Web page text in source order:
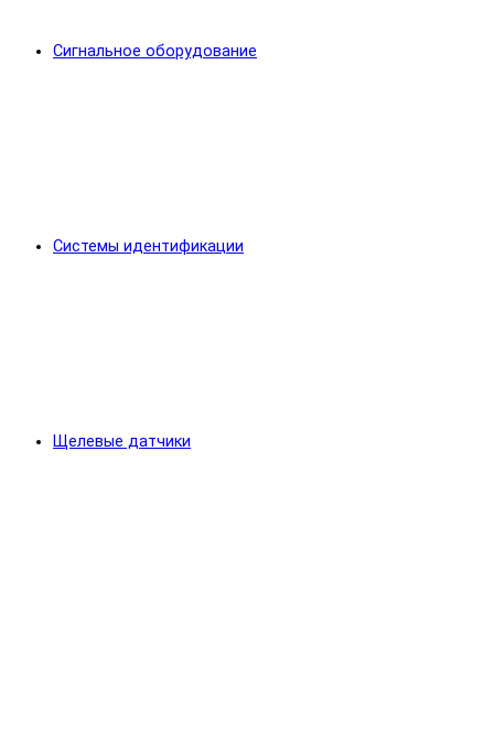
Сигнальное оборудование
Системы идентификации
Щелевые датчики